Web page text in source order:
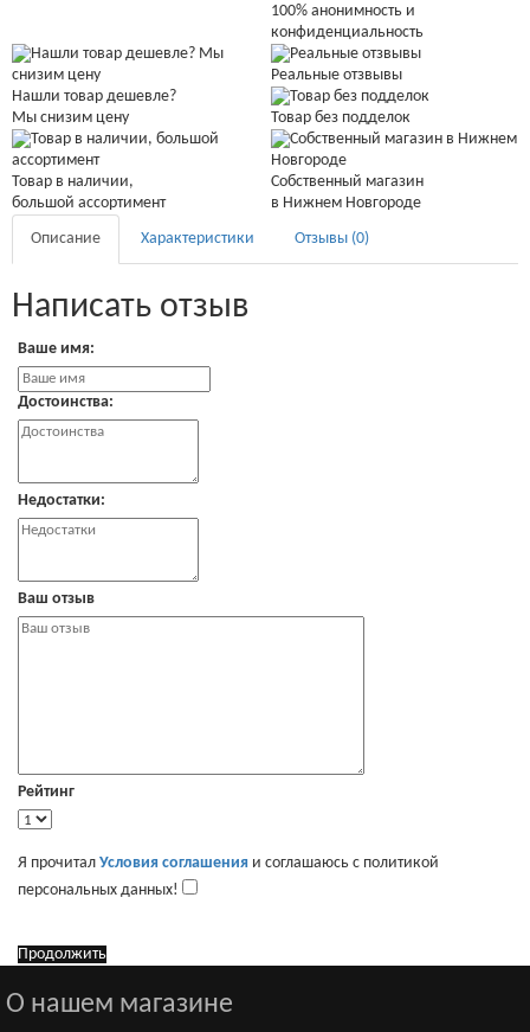
100% анонимность и
конфиденциальность
Нашли товар дешевле?
Мы снизим цену
Реальные отзвывы
Товар без подделок
Товар в наличии,
большой ассортимент
Собственный магазин
в Нижнем Новгороде
Описание
Характеристики Отзывы (0)
Написать отзыв
Ваше имя:
Достоинства:
Недостатки:
Ваш отзыв
Рейтинг
Я прочитал Условия соглашения и соглашаюсь с политикой
персональных данных!
Продолжить
О нашем магазине